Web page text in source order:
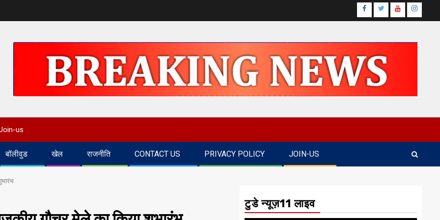
Facebook
TwitterYoutube
us
बॉलीवुड खेल राजनीति CONTACT US PRIVACY POLICY JOIN-US
टुडे न्यूज़11 लाइव